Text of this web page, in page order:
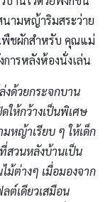
ามหญ้าริมสระว่าย
ชผักสำหรับ คุณแม่
ารหลังห้องนั่งเล่น
งด้วยกระจกบาน
ให้กว้างเป็นพิเศษ
หญ้าเรียบ ๆ ให้เด็ก
สวนหลังบ้านเป็น
ต่างๆ เมื่อมองจาก
ต์เดียวเสมือน